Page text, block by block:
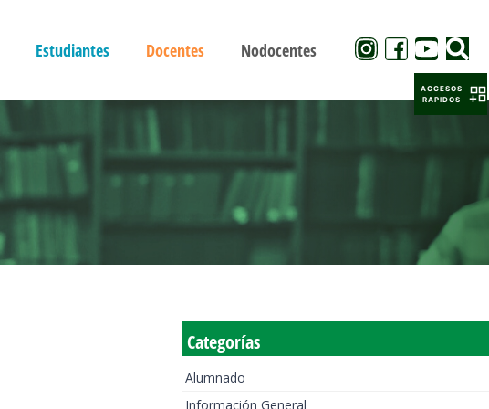
Estudiantes Docentes Nodocentes
Categorías
Alumnado
Información General
ACCESOS
RAPIDOS